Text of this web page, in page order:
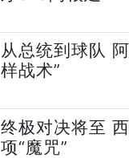
从总统到球队
样战术”
终极对决将至
项“魔咒”